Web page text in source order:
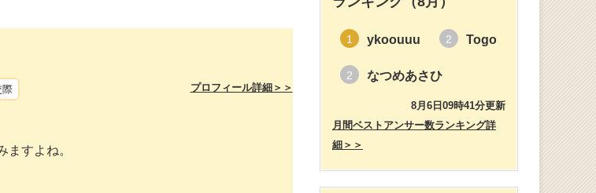
際 プロフィール詳細＞＞
すよね。
1 ykoouuu 2 Togo
2 なつめあさひ
8月6日09時41分更新
月間ベストアンサー数ランキング詳
細＞＞